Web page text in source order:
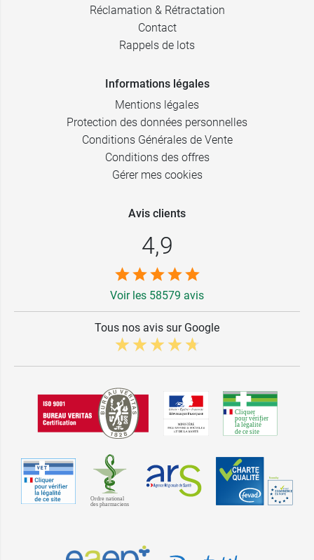
Réclamation & Rétractation
Contact
Rappels de lots
Informations légales
Mentions légales
Protection des données personnelles
Conditions Générales de Vente
Conditions des offres
Gérer mes cookies
Avis clients
4,9
Voir les 58579 avis
Tous nos avis sur Google